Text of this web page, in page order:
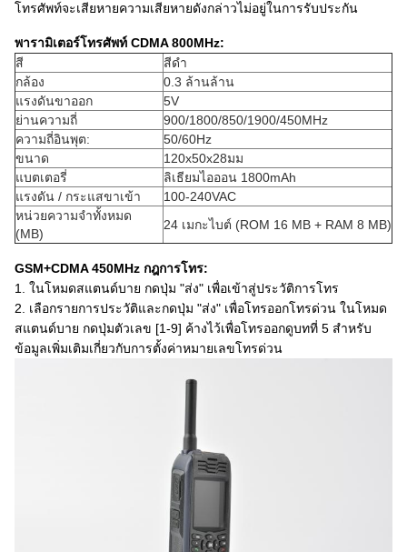
โทรศัพท์จะเสียหายความเสียหายดังกล่าวไม่อยู่ในการรับประกัน
พารามิเตอร์โทรศัพท์ CDMA 800MHz:
สี
สีดำ
กล้อง
0.3 ล้านล้าน
แรงดันขาออก
5V
ย่านความถี่
900/1800/850/1900/450MHz
ความถี่อินพุต:
50/60Hz
ขนาด
120x50x28มม
แบตเตอรี่
ลิเธียมไอออน 1800mAh
แรงดัน / กระแสขาเข้า
100-240VAC
หน่วยความจำทั้งหมด
(MB)
24 เมกะไบต์ (ROM 16 MB + RAM 8 MB)
GSM+CDMA 450MHz กฎการโทร:
1. ในโหมดสแตนด์บาย กดปุ่ม "ส่ง" เพื่อเข้าสู่ประวัติการโทร
2. เลือกรายการประวัติและกดปุ่ม "ส่ง" เพื่อโทรออกโทรด่วน ในโหมด
สแตนด์บาย กดปุ่มตัวเลข [1-9] ค้างไว้เพื่อโทรออกดูบทที่ 5 สำหรับ
ข้อมูลเพิ่มเติมเกี่ยวกับการตั้งค่าหมายเลขโทรด่วน